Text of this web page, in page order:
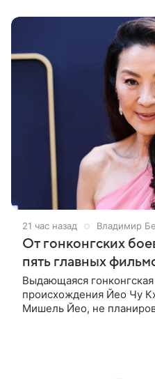
21 час назад Владимир
От гонконгских
пять главных
Выдающаяся
происхождения Йео Чу
Мишель Йео, не